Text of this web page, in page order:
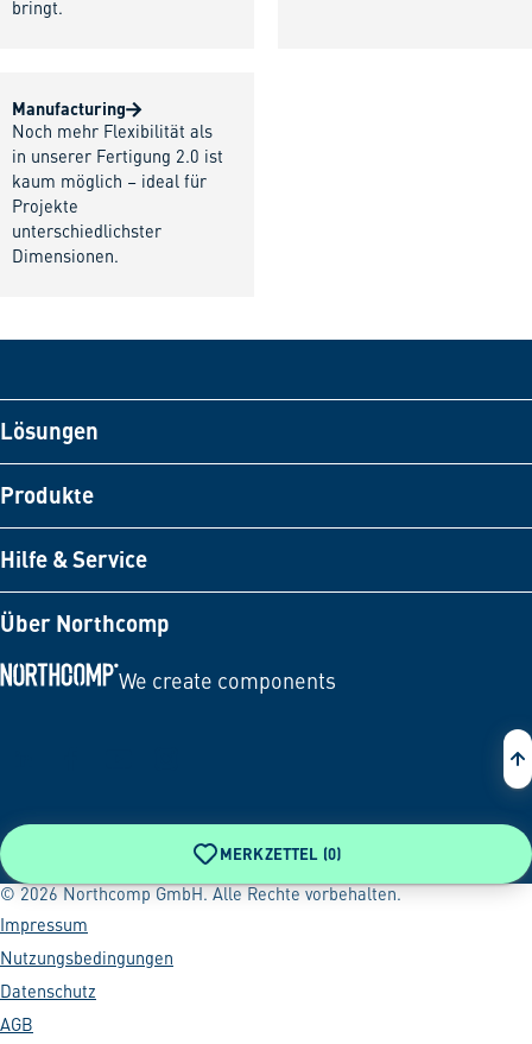
bringt.
Manufacturing
Noch mehr Flexibilität als
in unserer Fertigung 2.0 ist
kaum möglich – ideal für
Projekte
unterschiedlichster
Dimensionen.
Lösungen
Produkte
Hilfe & Service
Über Northcomp
We create components
MERKZETTEL (0)
© 2026 Northcomp GmbH. Alle Rechte vorbehalten.
Impressum
Nutzungsbedingungen
Datenschutz
AGB